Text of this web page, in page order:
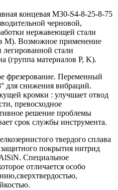
концевая M30-S4-8-25-8-75
черновой,
нержавеющей стали
M). Возможное применение
легированной стали
(группа материалов P, K).
фрезерование. Переменный
для снижения вибраций.
кромки : улучшает отвод
превосходное
решение проблемы
срок службы инструмента.
твердого сплава
покрытия нитрид
Специальное
отличается особо